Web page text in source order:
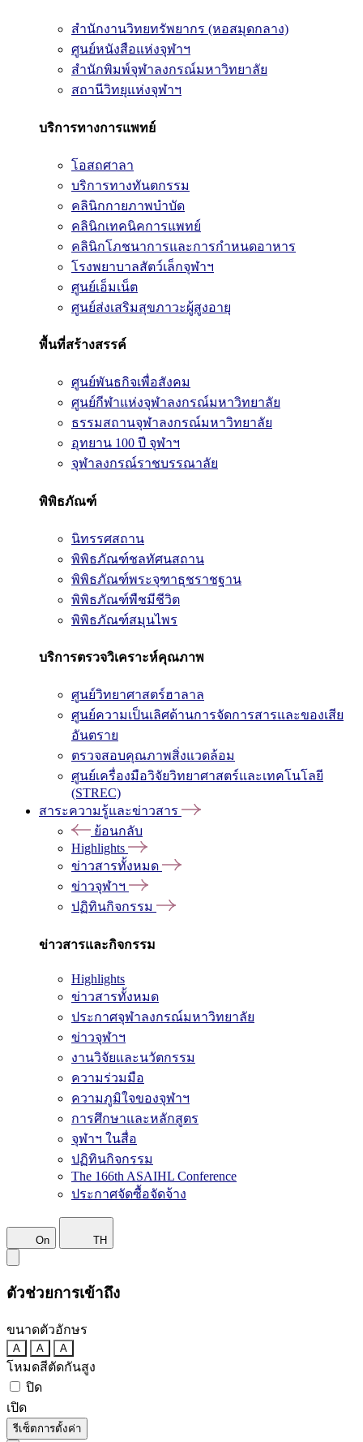
สำนักงานวิทยทรัพยากร (หอสมุดกลาง)
ศูนย์หนังสือแห่งจุฬาฯ
สำนักพิมพ์จุฬาลงกรณ์มหาวิทยาลัย
สถานีวิทยุแห่งจุฬาฯ
บริการทางการแพทย์
โอสถศาลา
บริการทางทันตกรรม
คลินิกกายภาพบำบัด
คลินิกเทคนิคการแพทย์
คลินิกโภชนาการและการกำหนดอาหาร
โรงพยาบาลสัตว์เล็กจุฬาฯ
ศูนย์เอ็มเน็ต
ศูนย์ส่งเสริมสุขภาวะผู้สูงอายุ
พื้นที่สร้างสรรค์
ศูนย์พันธกิจเพื่อสังคม
ศูนย์กีฬาแห่งจุฬาลงกรณ์มหาวิทยาลัย
ธรรมสถานจุฬาลงกรณ์มหาวิทยาลัย
อุทยาน 100 ปี จุฬาฯ
จุฬาลงกรณ์ราชบรรณาลัย
พิพิธภัณฑ์
นิทรรศสถาน
พิพิธภัณฑ์ชลทัศนสถาน
พิพิธภัณฑ์พระจุฑาธุชราชฐาน
พิพิธภัณฑ์พืชมีชีวิต
พิพิธภัณฑ์สมุนไพร
บริการตรวจวิเคราะห์คุณภาพ
ศูนย์วิทยาศาสตร์ฮาลาล
ศูนย์ความเป็นเลิศด้านการจัดการสารและของเสีย
อันตราย
ตรวจสอบคุณภาพสิ่งแวดล้อม
ศูนย์เครื่องมือวิจัยวิทยาศาสตร์และเทคโนโลยี
(STREC)
สาระความรู้และข่าวสาร
ย้อนกลับ
Highlights
ข่าวสารทั้งหมด
ข่าวจุฬาฯ
ปฏิทินกิจกรรม
ข่าวสารและกิจกรรม
Highlights
ข่าวสารทั้งหมด
ประกาศจุฬาลงกรณ์มหาวิทยาลัย
ข่าวจุฬาฯ
งานวิจัยและนวัตกรรม
ความร่วมมือ
ความภูมิใจของจุฬาฯ
การศึกษาและหลักสูตร
จุฬาฯ ในสื่อ
ปฏิทินกิจกรรม
The 166th ASAIHL Conference
ประกาศจัดซื้อจัดจ้าง
On TH
ตัวช่วยการเข้าถึง
ขนาดตัวอักษร
A A A
โหมดสีตัดกันสูง
ปิด
เปิด
รีเซ็ตการตั้งค่า